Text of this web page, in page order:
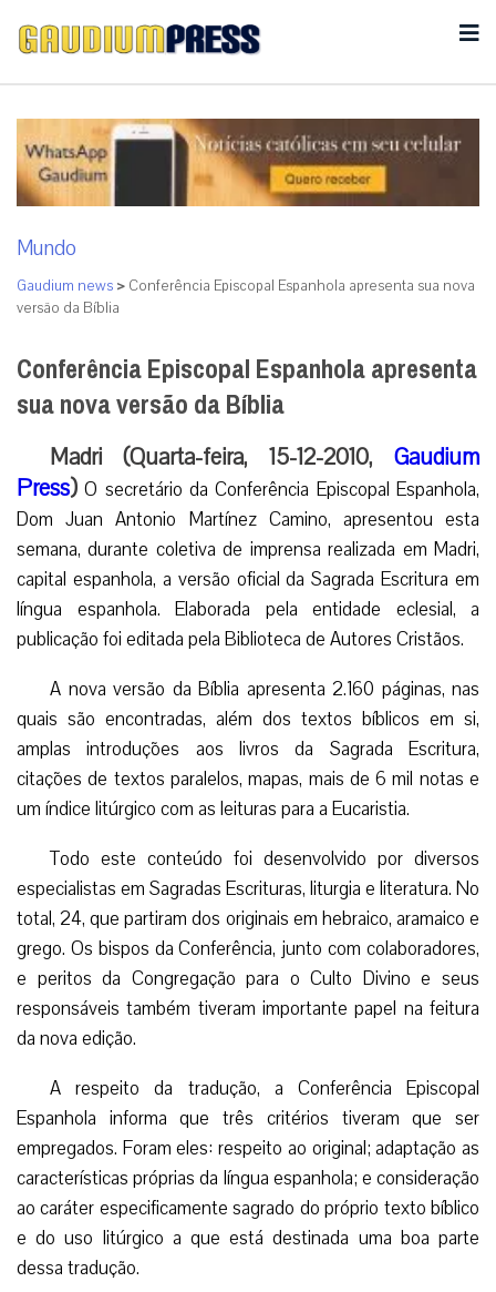
Mundo
Gaudium news > Conferência Episcopal Espanhola apresenta sua nova
versão da Bíblia
Conferência Episcopal Espanhola apresenta
sua nova versão da Bíblia
Madri (Quarta-feira, 15-12-2010, Gaudium
Press) O secretário da Conferência Episcopal Espanhola,
Dom Juan Antonio Martínez Camino, apresentou esta
semana, durante coletiva de imprensa realizada em Madri,
capital espanhola, a versão oficial da Sagrada Escritura em
língua espanhola. Elaborada pela entidade eclesial, a
publicação foi editada pela Biblioteca de Autores Cristãos.
A nova versão da Bíblia apresenta 2.160 páginas, nas
quais são encontradas, além dos textos bíblicos em si,
amplas introduções aos livros da Sagrada Escritura,
citações de textos paralelos, mapas, mais de 6 mil notas e
um índice litúrgico com as leituras para a Eucaristia.
Todo este conteúdo foi desenvolvido por diversos
especialistas em Sagradas Escrituras, liturgia e literatura. No
total, 24, que partiram dos originais em hebraico, aramaico e
grego. Os bispos da Conferência, junto com colaboradores,
e peritos da Congregação para o Culto Divino e seus
responsáveis também tiveram importante papel na feitura
da nova edição.
A respeito da tradução, a Conferência Episcopal
Espanhola informa que três critérios tiveram que ser
empregados. Foram eles: respeito ao original; adaptação as
características próprias da língua espanhola; e consideração
ao caráter especificamente sagrado do próprio texto bíblico
e do uso litúrgico a que está destinada uma boa parte
dessa tradução.